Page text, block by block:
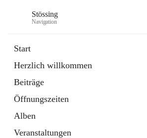
Stössing
Navigation
Start
Herzlich willkommen
Beiträge
Öffnungszeiten
Alben
Veranstaltungen
Datei
in
Tab
Kindergarten
öffnet
in
neuem
Tab